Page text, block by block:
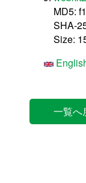
MD5:
SHA-
Size:
一覧へ